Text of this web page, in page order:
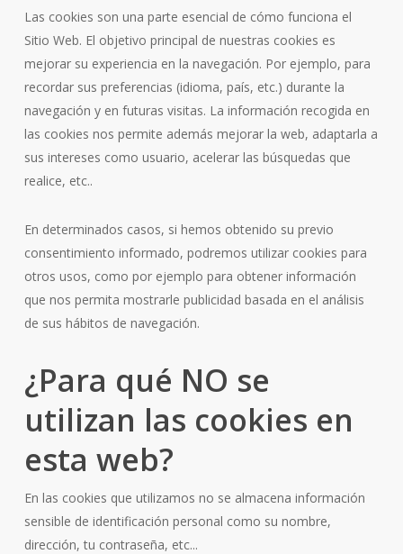
Las cookies son una parte esencial de cómo funciona el
Sitio Web. El objetivo principal de nuestras cookies es
mejorar su experiencia en la navegación. Por ejemplo, para
recordar sus preferencias (idioma, país, etc.) durante la
navegación y en futuras visitas. La información recogida en
las cookies nos permite además mejorar la web, adaptarla a
sus intereses como usuario, acelerar las búsquedas que
realice, etc..
En determinados casos, si hemos obtenido su previo
consentimiento informado, podremos utilizar cookies para
otros usos, como por ejemplo para obtener información
que nos permita mostrarle publicidad basada en el análisis
de sus hábitos de navegación.
¿Para qué NO se
utilizan las cookies en
esta web?
En las cookies que utilizamos no se almacena información
sensible de identificación personal como su nombre,
dirección, tu contraseña, etc...